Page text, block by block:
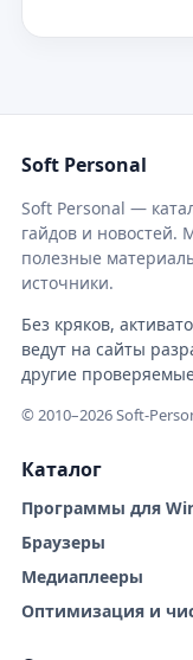
Soft Personal
Soft Personal —
гайдов и новостей.
полезные
источники.
Без кряков,
ведут на сайты
другие
© 2010–2026 Soft-
Каталог
Программы для
Браузеры
Медиаплееры
Оптимизация и